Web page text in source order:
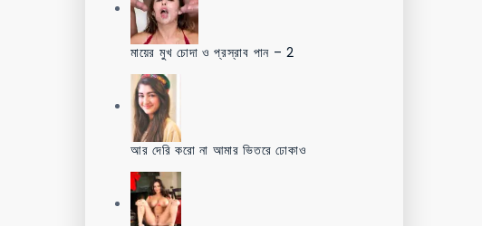
মায়ের মুখ চোদা ও প্রস্রাব পান – 2
আর দেরি করো না আমার ভিতরে ঢোকাও